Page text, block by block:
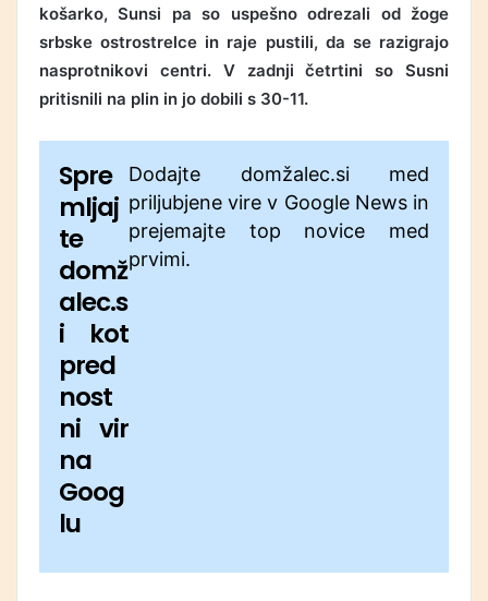
košarko, Sunsi pa so uspešno odrezali od žoge
srbske ostrostrelce in raje pustili, da se razigrajo
nasprotnikovi centri. V zadnji četrtini so Susni
pritisnili na plin in jo dobili s 30-11.
Spre
mljaj
te
domž
alec.s
i kot
pred
nost
ni vir
na
Goog
lu
Dodajte domžalec.si med
priljubjene vire v Google News in
prejemajte top novice med
prvimi.